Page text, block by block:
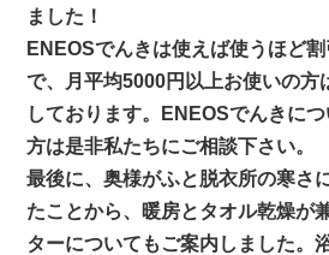
ました！
ENEOSでんきは使えば使うほど
で、月平均5000円以上お使いの方
しております。ENEOSでんきに
方は是非私たちにご相談下さい。
最後に、奥様がふと脱衣所の寒さ
たことから、暖房とタオル乾燥が
ターについてもご案内しました。